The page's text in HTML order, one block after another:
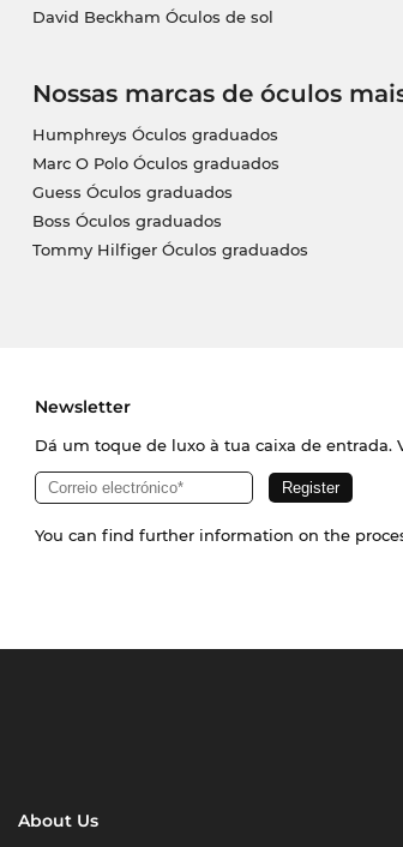
David Beckham Óculos de sol
Nossas marcas de óculos
Humphreys Óculos graduados
Marc O Polo Óculos graduados
Guess Óculos graduados
Boss Óculos graduados
Tommy Hilfiger Óculos graduados
Newsletter
Dá um toque de luxo à tua caixa de entrada.
You can find further information on the
About Us